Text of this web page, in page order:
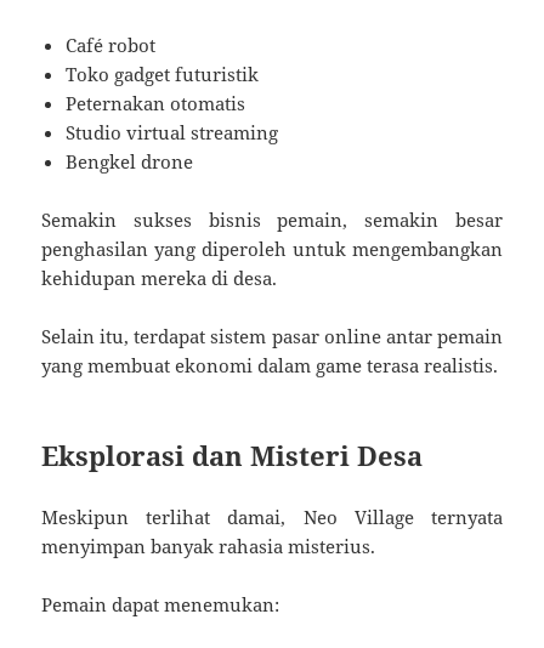
Café robot
Toko gadget futuristik
Peternakan otomatis
Studio virtual streaming
Bengkel drone
Semakin sukses bisnis pemain, semakin besar
penghasilan yang diperoleh untuk mengembangkan
kehidupan mereka di desa.
Selain itu, terdapat sistem pasar online antar pemain
yang membuat ekonomi dalam game terasa realistis.
Eksplorasi dan Misteri Desa
Meskipun terlihat damai, Neo Village ternyata
menyimpan banyak rahasia misterius.
Pemain dapat menemukan: